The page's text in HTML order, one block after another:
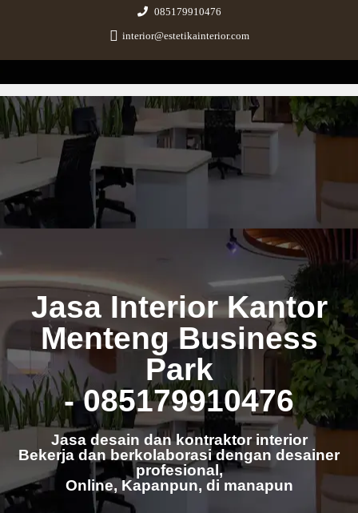
085179910476
interior@estetikainterior.com
Estetika Interior
Design & Build Consultant
Jasa Interior Kantor
Menteng Business
Park
- 085179910476
Jasa desain dan kontraktor interior
Bekerja dan berkolaborasi dengan desainer
profesional,
Online, Kapanpun, di manapun